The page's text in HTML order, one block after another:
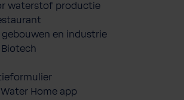
waterstof productie
gebouwen en industrie
Biotech
Home app